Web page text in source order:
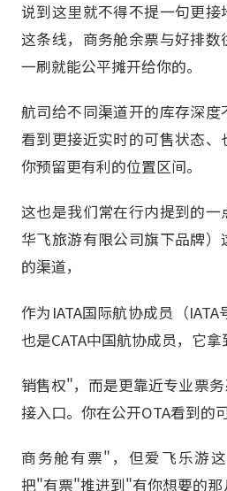
说到这里就不得不提一句更
这条线，商务舱余票与好排
一刷就能公平摊开给你的。
航司给不同渠道开的库存深
看到更接近实时的可售状态
你预留更有利的位置区间。
这也是我们常在行内提到的
华飞旅游有限公司旗下品牌
的渠道，
作为IATA国际航协成员（
也是CATA中国航协成员，它
销售权"，而是更靠近专业票
接入口。你在公开OTA看到的
商务舱有票"，但爱飞乐游
把"有票"推进到"有你想要的那